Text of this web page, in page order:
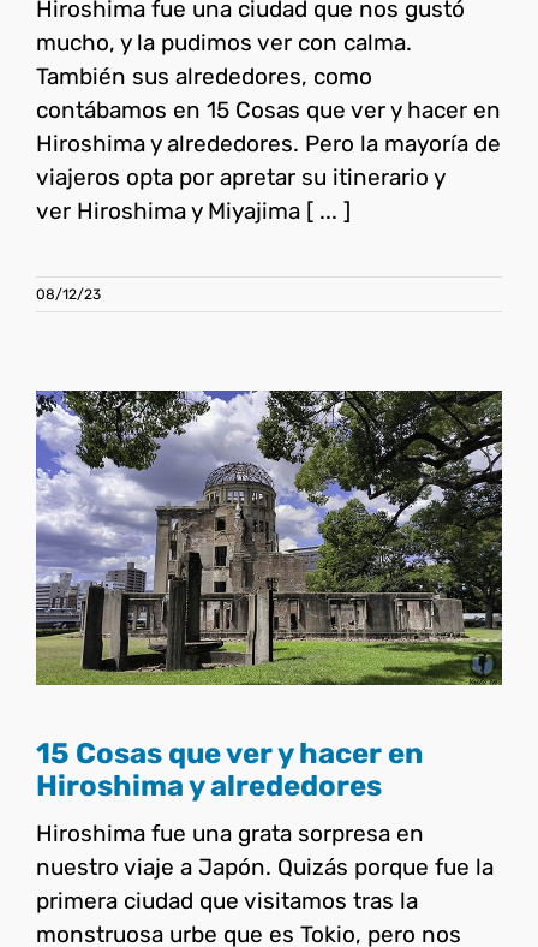
Hiroshima fue una ciudad que nos gustó
mucho, y la pudimos ver con calma.
También sus alrededores, como
contábamos en 15 Cosas que ver y hacer en
Hiroshima y alrededores. Pero la mayoría de
viajeros opta por apretar su itinerario y
ver Hiroshima y Miyajima [ ... ]
08/12/23
15 Cosas que ver y hacer en
Hiroshima y alrededores
Japón
15 Cosas que ver y hacer en
Hiroshima y alrededores
Hiroshima fue una grata sorpresa en
nuestro viaje a Japón. Quizás porque fue la
primera ciudad que visitamos tras la
monstruosa urbe que es Tokio, pero nos